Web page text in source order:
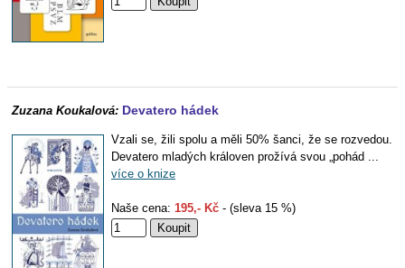
Zuzana Koukalová: Devatero hádek
Vzali se, žili spolu a měli 50% šanci, že se rozvedou.
Devatero mladých královen prožívá svou „pohád ...
více o knize
Naše cena: 195,- Kč - (sleva 15 %)